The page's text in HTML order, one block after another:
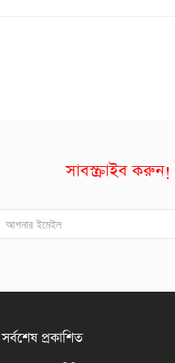
সাবস্ক্রাইব করুন!
সর্বশেষ প্রকাশিত